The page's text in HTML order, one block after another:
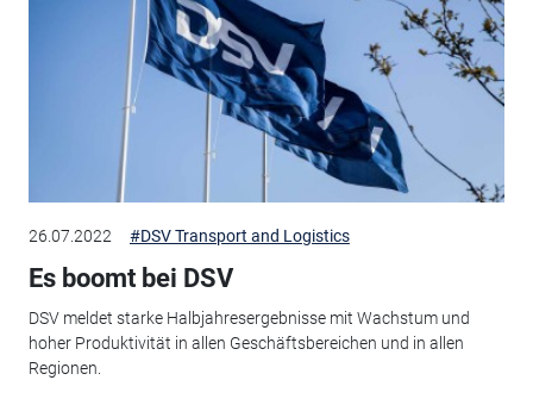
26.07.2022 #DSV Transport and Logistics
Es boomt bei DSV
DSV meldet starke Halbjahresergebnisse mit Wachstum und
hoher Produktivität in allen Geschäftsbereichen und in allen
Regionen.